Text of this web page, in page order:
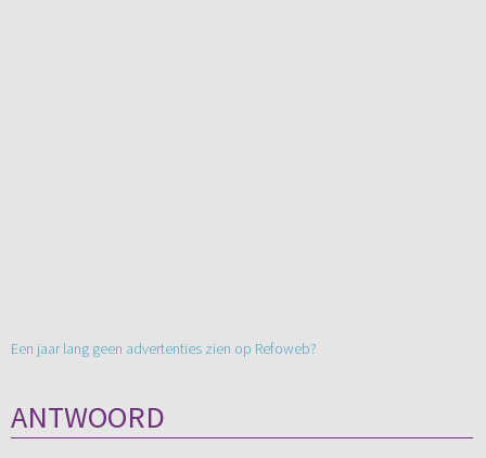
Een jaar lang geen advertenties zien op Refoweb?
ANTWOORD